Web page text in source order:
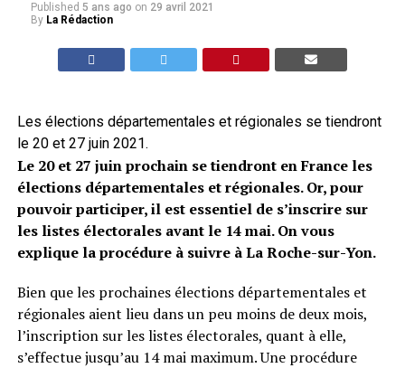
Published 5 ans ago on 29 avril 2021
By La Rédaction
Les élections départementales et régionales se tiendront
le 20 et 27 juin 2021.
Le 20 et 27 juin prochain se tiendront en France les
élections départementales et régionales. Or, pour
pouvoir participer, il est essentiel de s’inscrire sur
les listes électorales avant le 14 mai. On vous
explique la procédure à suivre à La Roche-sur-Yon.
Bien que les prochaines élections départementales et
régionales aient lieu dans un peu moins de deux mois,
l’inscription sur les listes électorales, quant à elle,
s’effectue jusqu’au 14 mai maximum. Une procédure